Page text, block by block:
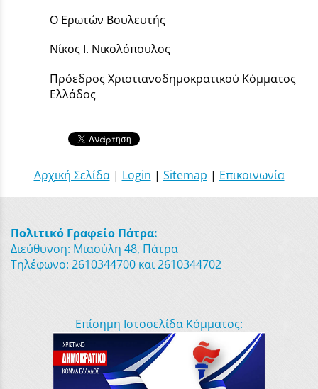
Ο Ερωτών Βουλευτής
Νίκος Ι. Νικολόπουλος
Πρόεδρος Χριστιανοδημοκρατικού Κόμματος
Ελλάδος
Αρχική Σελίδα| Login | Sitemap | Επικοινωνία
Πολιτικό Γραφείο Πάτρα:
Διεύθυνση: Μιαούλη 48, Πάτρα
Τηλέφωνο: 2610344700 και 2610344702
Επίσημη Ιστοσελίδα Κόμματος: